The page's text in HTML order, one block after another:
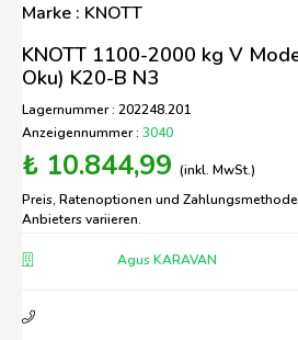
Marke : KNOTT
KNOTT 1100-2000 kg V
Oku) K20-B N3
Lagernummer : 202248.201
Anzeigennummer : 3040
₺ 10.844,99 (inkl. MwSt.)
Preis, Ratenoptionen und
Anbieters variieren.
Agus KARAVAN